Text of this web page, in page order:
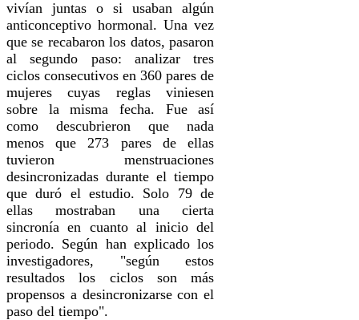
vivían juntas o si usaban algún
anticonceptivo hormonal. Una vez
que se recabaron los datos, pasaron
al segundo paso: analizar tres
ciclos consecutivos en 360 pares de
mujeres cuyas reglas viniesen
sobre la misma fecha. Fue así
como descubrieron que nada
menos que 273 pares de ellas
tuvieron menstruaciones
desincronizadas durante el tiempo
que duró el estudio. Solo 79 de
ellas mostraban una cierta
sincronía en cuanto al inicio del
periodo. Según han explicado los
investigadores, "según estos
resultados los ciclos son más
propensos a desincronizarse con el
paso del tiempo".